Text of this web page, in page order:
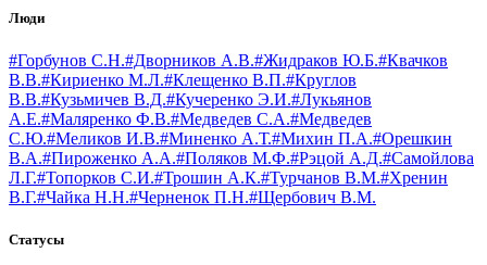
Люди
#Горбунов С.Н.#Дворников А.В.#Жидраков Ю.Б.#Квачков
В.В.#Кириенко М.Л.#Клещенко В.П.#Круглов
В.В.#Кузьмичев В.Д.#Кучеренко Э.И.#Лукьянов
А.Е.#Маляренко Ф.В.#Медведев С.А.#Медведев
С.Ю.#Меликов И.В.#Миненко А.Т.#Михин П.А.#Орешкин
В.А.#Пироженко А.А.#Поляков М.Ф.#Рэцой А.Д.#Самойлова
Л.Г.#Топорков С.И.#Трошин А.К.#Турчанов В.М.#Хренин
В.Г.#Чайка Н.Н.#Черненок П.Н.#Щербович В.М.
Статусы